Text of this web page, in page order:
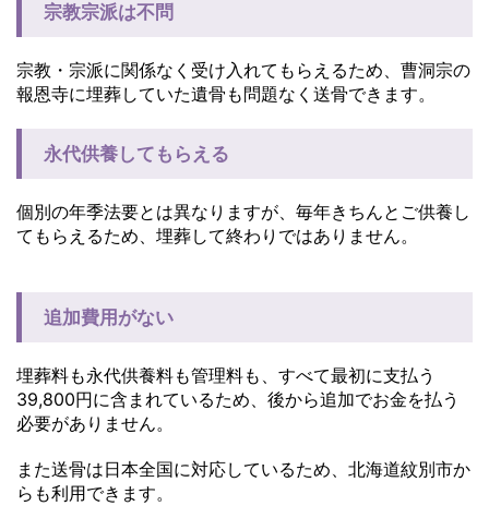
宗教宗派は不問
宗教・宗派に関係なく受け入れてもらえるため、曹洞宗の
報恩寺に埋葬していた遺骨も問題なく送骨できます。
永代供養してもらえる
個別の年季法要とは異なりますが、毎年きちんとご供養し
てもらえるため、埋葬して終わりではありません。
追加費用がない
埋葬料も永代供養料も管理料も、すべて最初に支払う
39,800円に含まれているため、後から追加でお金を払う
必要がありません。
また送骨は日本全国に対応しているため、北海道紋別市か
らも利用できます。